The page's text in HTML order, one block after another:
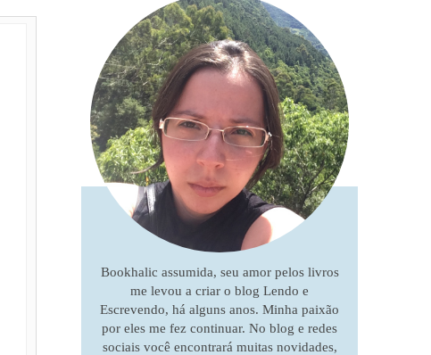
Bookhalic assumida, seu amor pelos livros
me levou a criar o blog Lendo e
Escrevendo, há alguns anos. Minha paixão
por eles me fez continuar. No blog e redes
sociais você encontrará muitas novidades,